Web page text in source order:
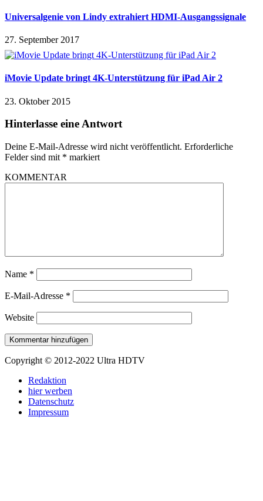
Universalgenie von Lindy extrahiert HDMI-Ausgangssignale
27. September 2017
iMovie Update bringt 4K-Unterstützung für iPad Air 2
23. Oktober 2015
Hinterlasse eine Antwort
Deine E-Mail-Adresse wird nicht veröffentlicht. Erforderliche
Felder sind mit * markiert
KOMMENTAR
Name *
E-Mail-Adresse *
Website
Copyright © 2012-2022 Ultra HDTV
Redaktion
hier werben
Datenschutz
Impressum